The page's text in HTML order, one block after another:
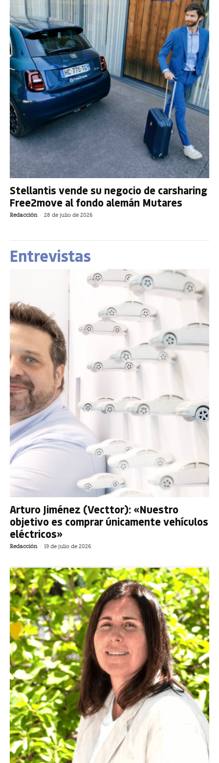
Stellantis vende su negocio de carsharing
Free2move al fondo alemán Mutares
Redacción - 28 de julio de 2026
Entrevistas
Arturo Jiménez (Vecttor): «Nuestro
objetivo es comprar únicamente vehículos
eléctricos»
Redacción - 19 de julio de 2026